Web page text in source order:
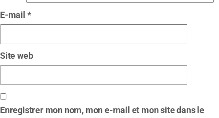
E-mail *
Site web
Enregistrer mon nom, mon e-mail et mon site dans le